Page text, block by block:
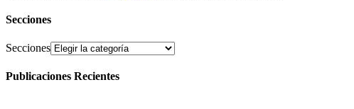
Secciones
Secciones
Publicaciones Recientes